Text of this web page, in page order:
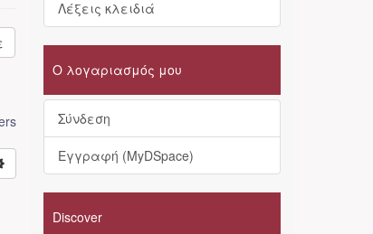
Λέξεις κλειδιά
Ο λογαριασμός μου
Σύνδεση
Εγγραφή (MyDSpace)
Discover